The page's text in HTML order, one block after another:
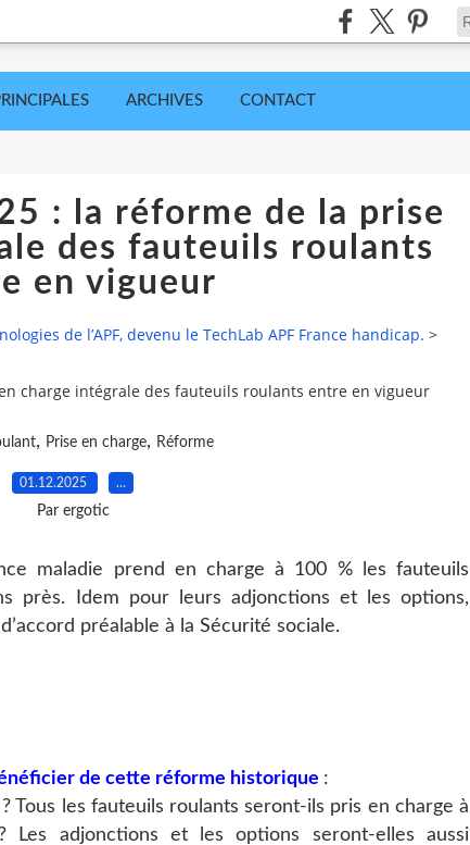
ARCHIVES CONTACT
: la réforme de la prise
des fauteuils roulants
en vigueur
de l’APF, devenu le TechLab APF France handicap. >
charge intégrale des fauteuils roulants entre en vigueur
, Prise en charge, Réforme
01.12.2025 …
Par ergotic
maladie prend en charge à 100 % les fauteuils
près. Idem pour leurs adjonctions et les options,
préalable à la Sécurité sociale.
de cette réforme historique :
Tous les fauteuils roulants seront-ils pris en charge à
adjonctions et les options seront-elles aussi